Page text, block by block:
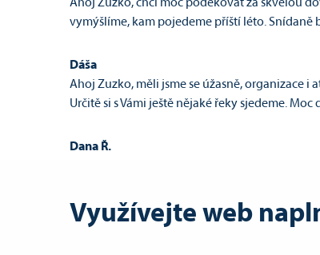
Ahoj Zuzko, chci moc poděkovat za skvělou
vymýšlíme, kam pojedeme příští léto. Snídaně
Dáša
Ahoj Zuzko, měli jsme se úžasně, organizace i
Určitě si s Vámi ještě nějaké řeky sjedeme. Moc
Dana Ř.
pochvalu a třeba zase někdy příště... AHOJ!
Využívejte web